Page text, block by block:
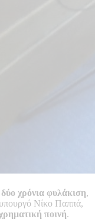
δύο χρόνια φυλάκιση,
υπουργό Νίκο Παππά,
ποινή.